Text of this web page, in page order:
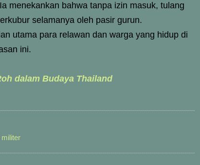
menekankan bahwa tanpa izin masuk, tulang
selamanya oleh pasir gurun.
utama para relawan dan warga yang hidup di
ini.
dalam Budaya Thailand
militer